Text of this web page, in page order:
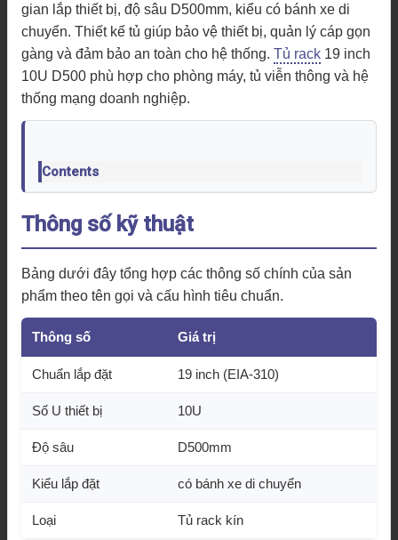
gian lắp thiết bị, độ sâu D500mm, kiểu có bánh xe di
chuyển. Thiết kế tủ giúp bảo vệ thiết bị, quản lý cáp gọn
gàng và đảm bảo an toàn cho hệ thống. Tủ rack 19 inch
10U D500 phù hợp cho phòng máy, tủ viễn thông và hệ
thống mạng doanh nghiệp.
Contents
Thông số kỹ thuật
Bảng dưới đây tổng hợp các thông số chính của sản
phẩm theo tên gọi và cấu hình tiêu chuẩn.
Thông số Giá trị
Chuẩn lắp đặt 19 inch (EIA-310)
Số U thiết bị 10U
Độ sâu D500mm
Kiểu lắp đặt có bánh xe di chuyển
Loại Tủ rack kín